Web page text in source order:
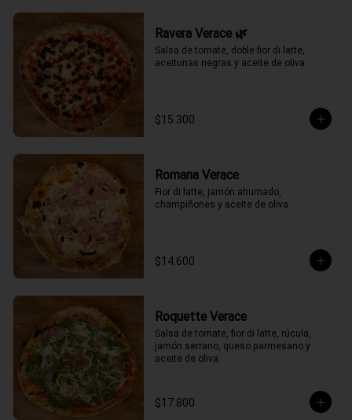
Ravera Verace 🌿
Salsa de tomate, doble fior di latte,
aceitunas negras y aceite de oliva.
$15.300
Romana Verace
Fior di latte, jamón ahumado,
champiñones y aceite de oliva.
$14.600
Roquette Verace
Salsa de tomate, fior di latte, rúcula,
jamón serrano, queso parmesano y
aceite de oliva.
$17.800